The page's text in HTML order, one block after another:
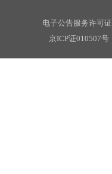
电子公告服务许可证
京ICP证010507号